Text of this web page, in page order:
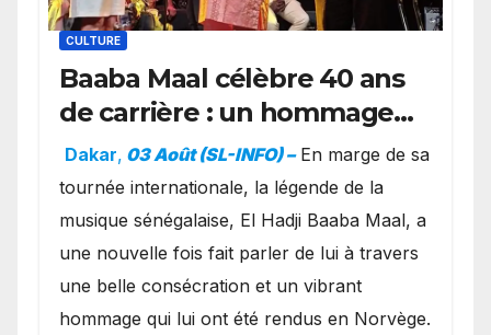
CULTURE
Baaba Maal célèbre 40 ans
de carrière : un hommage
exceptionnel à Oslo en
présence de la famille
royale.
Dakar, 03 Août (SL-INFO) – ​En marge de sa
tournée internationale, la légende de la
musique sénégalaise, El Hadji Baaba Maal, a
une nouvelle fois fait parler de lui à travers
une belle consécration et un vibrant
hommage qui lui ont été rendus en Norvège.